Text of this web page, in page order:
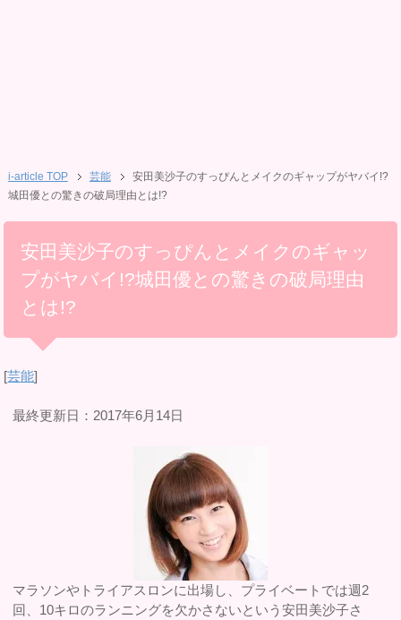
i-article TOP 芸能
安田美沙子のすっぴんとメイクのギャップがヤバイ!?
城田優との驚きの破局理由とは!?
安田美沙子のすっぴんとメイクのギャッ
プがヤバイ!?城田優との驚きの破局理由
とは!?
[芸能]
最終更新日：2017年6月14日
マラソンやトライアスロンに出場し、プライベートでは週2
回、10キロのランニングを欠かさないという安田美沙子さ